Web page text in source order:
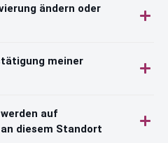
ändern oder
meiner
auf
diesem Standort